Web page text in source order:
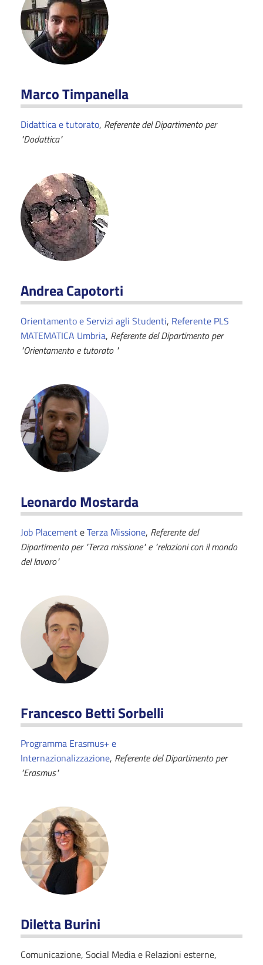
Marco Timpanella
Didattica e tutorato, Referente del Dipartimento per
"Dodattica"
Andrea Capotorti
Orientamento e Servizi agli Studenti, Referente PLS
MATEMATICA Umbria, Referente del Dipartimento per
"Orientamento e tutorato "
Leonardo Mostarda
Job PlacementeTerza Missione, Referente del
Dipartimento per "Terza missione" e "relazioni con il mondo
del lavoro"
Francesco Betti Sorbelli
Programma Erasmus+ e
Internazionalizzazione, Referente del Dipartimento per
"Erasmus"
Diletta Burini
Comunicazione, Social Media e Relazioni esterne,